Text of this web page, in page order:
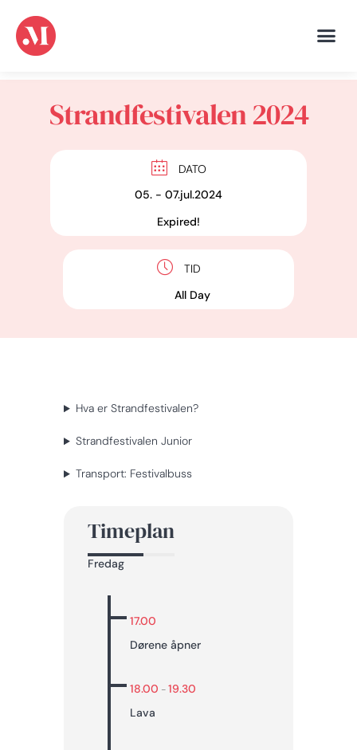
Strandfestivalen 2024
DATO
05. - 07.jul.2024
Expired!
TID
All Day
Hva er Strandfestivalen?
Strandfestivalen Junior
Transport: Festivalbuss
Timeplan
Fredag
17.00
Dørene åpner
18.00 -19.30
Lava